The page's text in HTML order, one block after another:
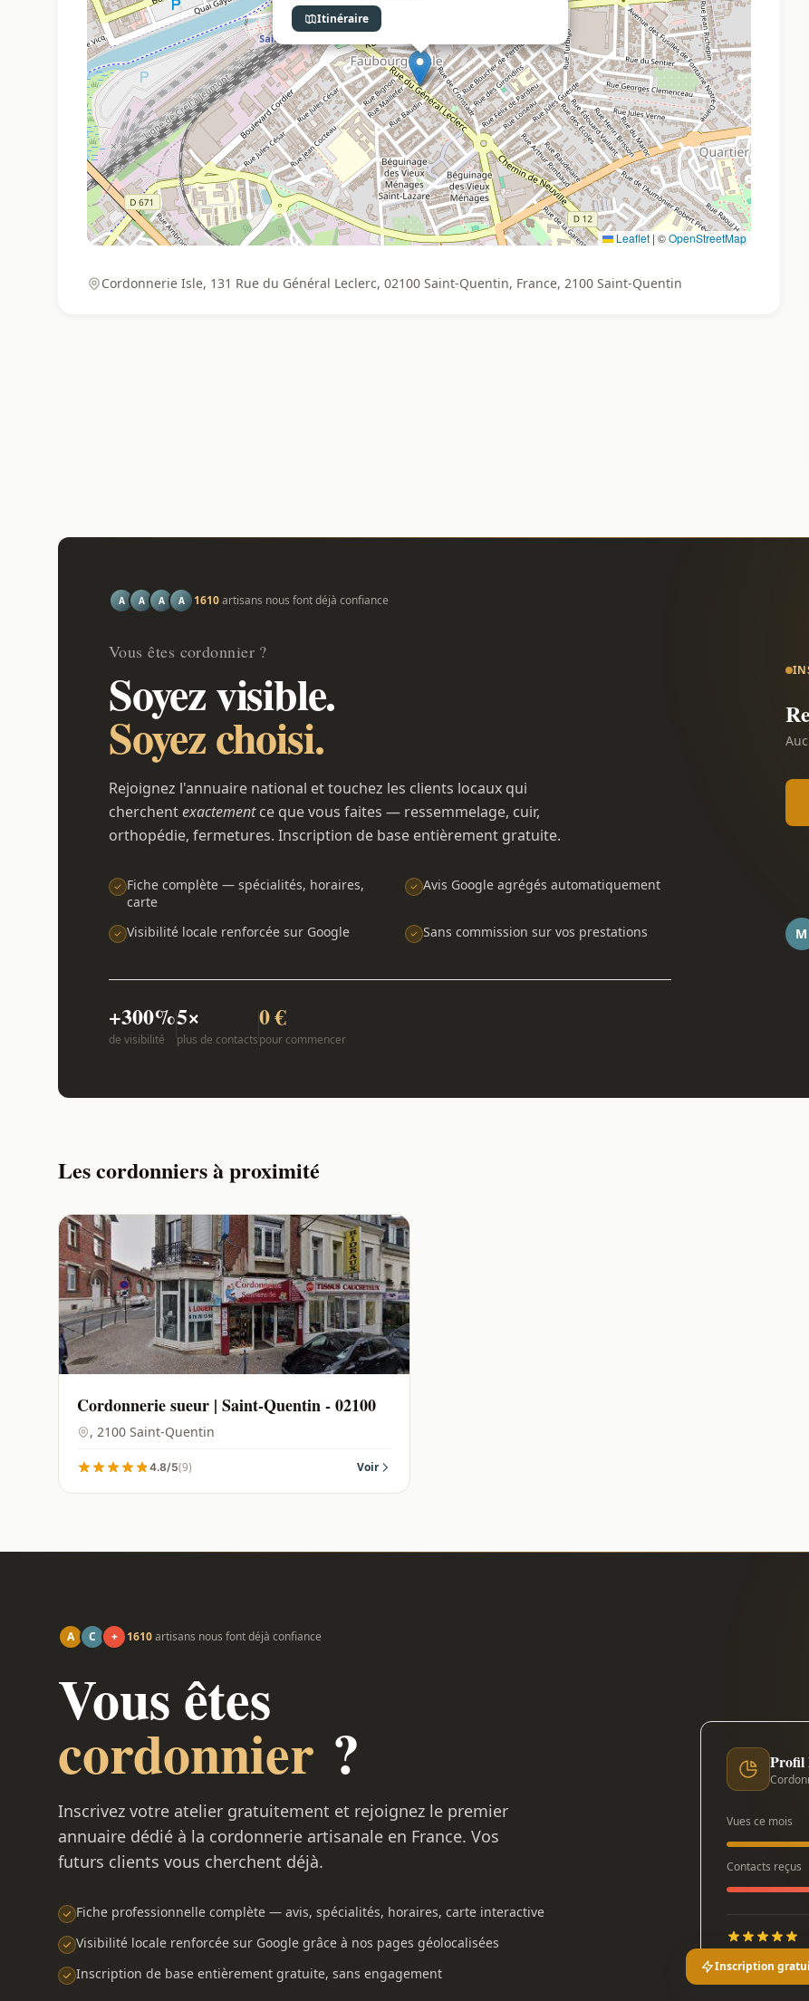
Itinéraire
Leaflet | ©OpenStreetMap
Cordonnerie Isle, 131 Rue du Général Leclerc, 02100 Saint-Quentin, France, 2100 Saint-Quentin
A A A A 1610artisans nous font déjà confiance
Vous êtes cordonnier ?
Soyez visible.
Soyez choisi.
Rejoignez l'annuaire national et touchez les clients locaux qui
cherchentexactementce que vous faites — ressemmelage, cuir,
orthopédie, fermetures. Inscription de base entièrement gratuite.
Fiche complète — spécialités, horaires,
carte
Avis Google agrégés automatiquement
Visibilité locale renforcée sur Google Sans commission sur vos prestations
+300%
de visibilité
5×
plus de contacts
0 €
pour commencer
M
Les cordonniers à proximité
Cordonnerie sueur | Saint-Quentin - 02100
, 2100 Saint-Quentin
4.8/5(9) Voir
A C + 1610artisans nous font déjà confiance
Vous êtes
cordonnier ?
Inscrivez votre atelier gratuitement et rejoignez le premier
annuaire dédié à la cordonnerie artisanale en France. Vos
futurs clients vous cherchent déjà.
Fiche professionnelle complète — avis, spécialités, horaires, carte interactive
Visibilité locale renforcée sur Google grâce à nos pages géolocalisées
Inscription de base entièrement gratuite, sans engagement
Profil
Vues ce mois
Contacts reçus
Inscription